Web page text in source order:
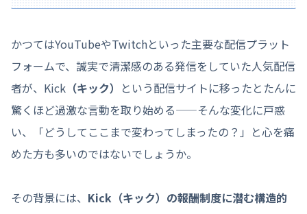
かつてはYouTubeやTwitchといった主要な配信プラット
フォームで、誠実で清潔感のある発信をしていた人気配信
者が、Kick （キック） という配信サイトに移ったとたんに
驚くほど過激な言動を取り始める——そんな変化に戸惑
い、「どうしてここまで変わってしまったの？」と心を痛
めた方も多いのではないでしょうか。
その背景には、 Kick （キック） の報酬制度に潜む構造的